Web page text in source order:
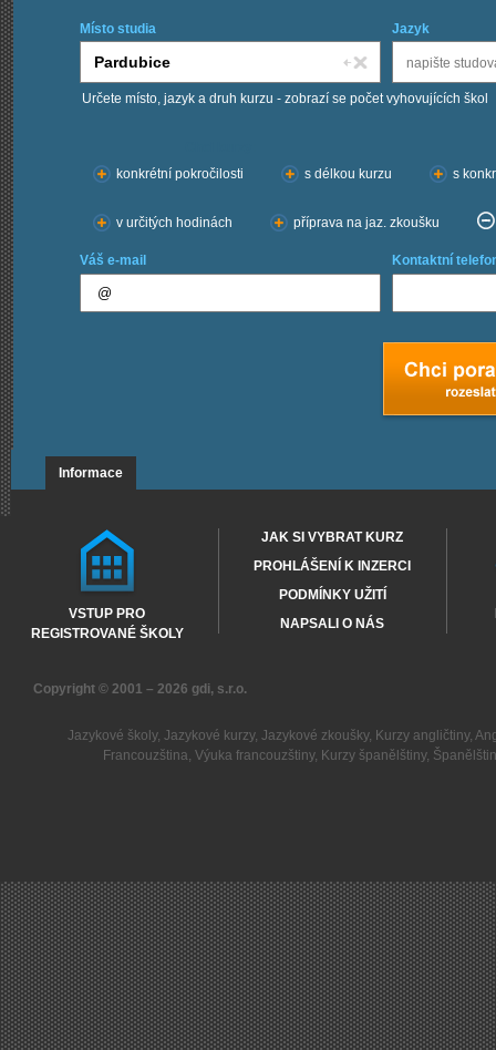
Místo studia Jazyk
Určete místo, jazyk a druh kurzu - zobrazí se počet vyhovujících škol
konkrétní pokročilosti
s délkou kurzu s
v určitých hodinách příprava na jaz. zkoušku
Váš e-mail Kontaktní
Informace
VSTUP PRO
REGISTROVANÉ ŠKOLY
JAK SI VYBRAT KURZ
PROHLÁŠENÍ K INZERCI
PODMÍNKY UŽITÍ
NAPSALI O NÁS
Copyright © 2001 – 2026 gdi, s.r.o.
Jazykové školy, Jazykové kurzy, Jazykové zkoušky, Kurzy angličtiny,
Francouzština,Výuka francouzštiny, Kurzy španělštiny,